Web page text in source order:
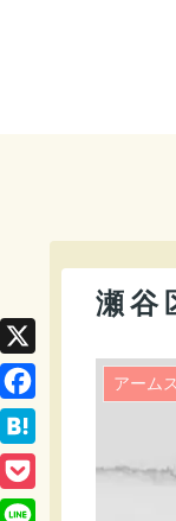
瀬谷
アーム
X
F
a
c
H
a
P